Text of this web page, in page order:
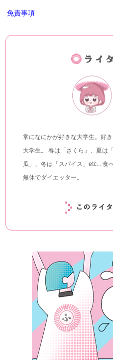
免責事項
常になにかが好きな大学生。好
大学生。 春は「さくら」、夏は
瓜」、冬は「スパイス」etc... 食
無休でダイエッター。